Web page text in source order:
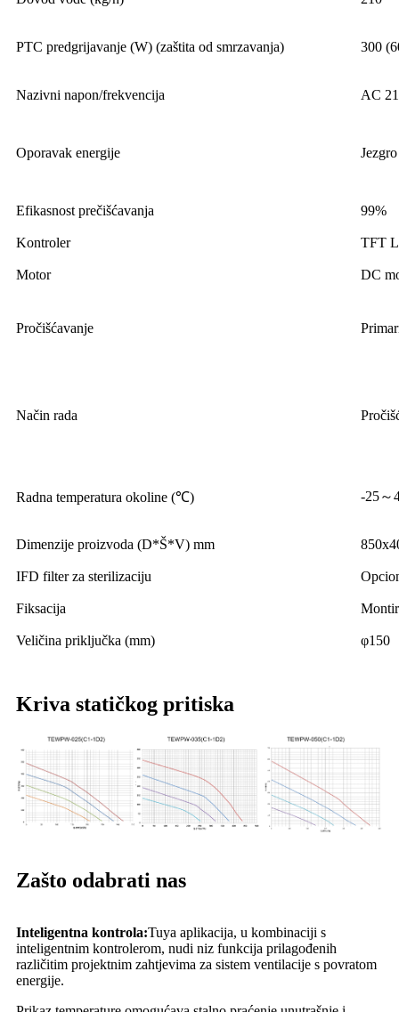
PTC predgrijavanje (W) (zaštita od smrzavanja) 300
Nazivni napon/frekvencija AC
Oporavak energije
Efikasnost prečišćavanja 99%
Kontroler TFT
Motor DC
Pročišćavanje
Način rada
Radna temperatura okoline (℃) -25～
Dimenzije proizvoda (D*Š*V) mm
IFD filter za sterilizaciju
Fiksacija
Veličina priključka (mm) φ150
Kriva statičkog pritiska
Zašto odabrati nas
Inteligentna kontrola:Tuya aplikacija, u kombinaciji s
inteligentnim kontrolerom, nudi niz funkcija prilagođenih
različitim projektnim zahtjevima za sistem ventilacije s povratom
energije.